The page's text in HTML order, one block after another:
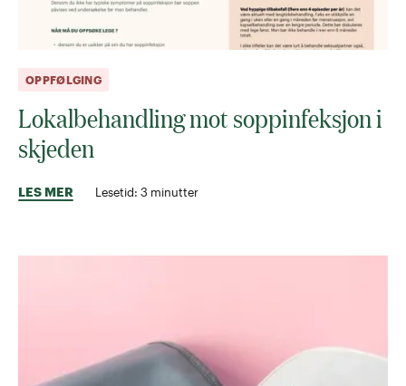
OPPFØLGING
Lokalbehandling mot soppinfeksjon i
skjeden
LES MER Lesetid: 3 minutter